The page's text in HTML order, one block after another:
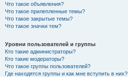
Что такое объявления?
Что такое прилепленные темы?
Что такое закрытые темы?
Что такое значки тем?
Уровни пользователей и группы
Кто такие администраторы?
Кто такие модераторы?
Что такое группы пользователей?
Где находятся группы и как мне вступить в них?